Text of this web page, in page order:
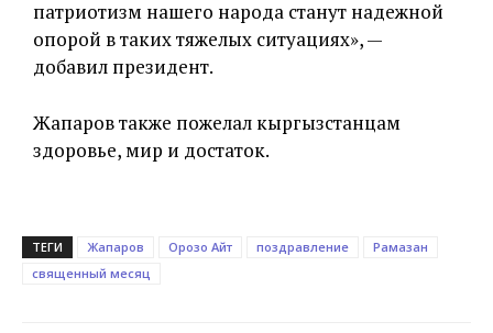
патриотизм нашего народа станут надежной
опорой в таких тяжелых ситуациях», —
добавил президент.
Жапаров также пожелал кыргызстанцам
здоровье, мир и достаток.
ТЕГИ Жапаров Орозо Айт поздравление
Рамазан
священный месяц